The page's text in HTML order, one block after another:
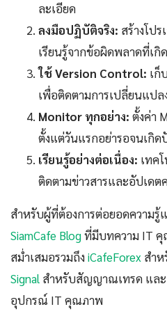
ละเอียด
ลงมือปฏิบัติจริง: สร้างโป
เรียนรู้จากข้อผิดพลาดที่เกิ
ใช้ Version Control: เก็
เพื่อติดตามการเปลี่ยนแปล
Monitor ทุกอย่าง: ตั้งค่า
ตั้งแต่วันแรกอย่ารอจนเกิ
เรียนรู้อย่างต่อเนื่อง: เทค
ติดตามข่าวสารและอัปเดต
สำหรับผู้ที่ต้องการต่อยอดความรู้
SiamCafe Blogที่มีบทความ IT คุ
สม่ำเสมอรวมถึงiCafeForex สำ
Signal สำหรับสัญญาณเทรด และ
อุปกรณ์ IT คุณภาพ